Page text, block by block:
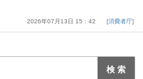
2026年07月13日 15：42 消費者庁